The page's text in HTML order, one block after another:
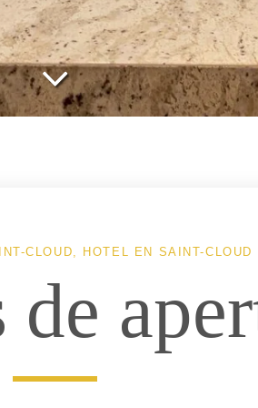
CLOUD, HOTEL EN SAINT-CLOUD